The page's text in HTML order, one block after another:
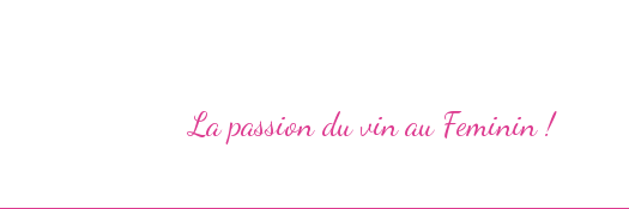
La passion du vin au Feminin !